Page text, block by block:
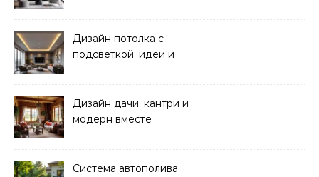
Дизайн потолка с
подсветкой: идеи и
Дизайн дачи: кантри и
модерн вместе
Система автополива